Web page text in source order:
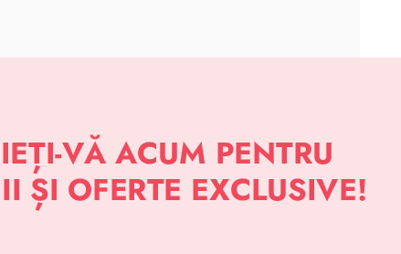
APLICAȚIE
DESPRE STIL DE LA SHEIN